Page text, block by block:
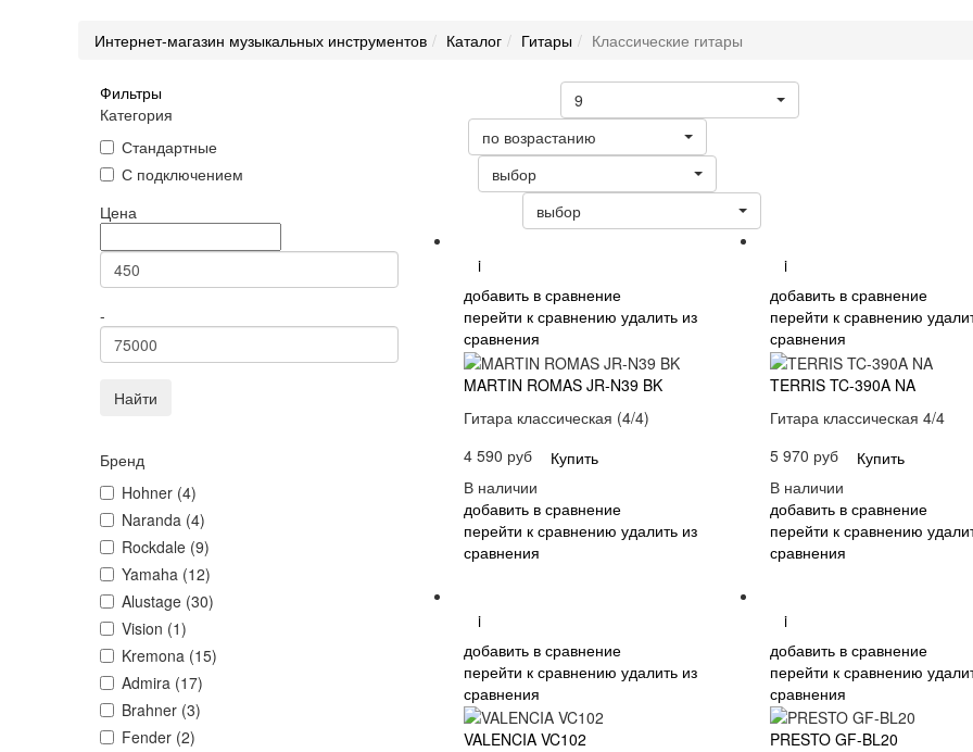
Интернет-магазин музыкальных инструментов Каталог Гитары Классические гитары
Фильтры
Категория
Стандартные
С подключением
Цена
-
Найти
Бренд
Hohner (4)
Naranda (4)
Rockdale (9)
Yamaha (12)
Alustage (30)
Vision (1)
Kremona (15)
Admira (17)
Brahner (3)
Fender (2)
9
по возрастанию
выбор
выбор
i
добавить в сравнение
перейти к сравнению удалить из
сравнения
MARTIN ROMAS JR-N39 BK
Гитара классическая (4/4)
4 590 руб
Купить
В наличии
добавить в сравнение
перейти к сравнению удалить из
сравнения
i
добавить в сравнение
перейти к сравнению
сравнения
TERRIS TC-390A NA
Гитара классическая 4/4
5 970 руб
Купить
В наличии
добавить в сравнение
перейти к сравнению
сравнения
i
добавить в сравнение
перейти к сравнению удалить из
сравнения
VALENCIA VC102
i
добавить в сравнение
перейти к сравнению
сравнения
PRESTO GF-BL20